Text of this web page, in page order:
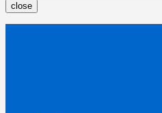
close